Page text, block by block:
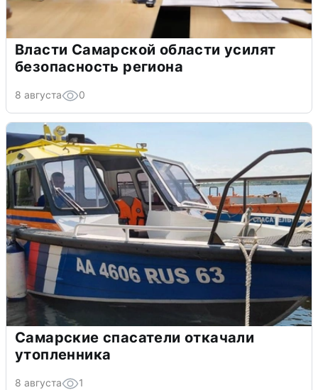
Власти Самарской области усилят
безопасность региона
8 августа 0
Самарские спасатели откачали
утопленника
8 августа 1